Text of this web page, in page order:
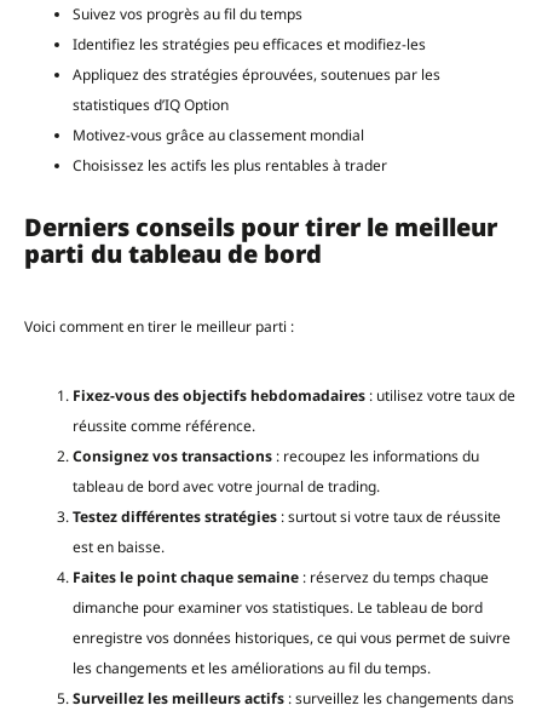
Suivez vos progrès au fil du temps
Identifiez les stratégies peu efficaces et modifiez-les
Appliquez des stratégies éprouvées, soutenues par les
statistiques d’IQ Option
Motivez-vous grâce au classement mondial
Choisissez les actifs les plus rentables à trader
Derniers conseils pour tirer le meilleur
parti du tableau de bord
Voici comment en tirer le meilleur parti :
Fixez-vous des objectifs hebdomadaires : utilisez votre taux de
réussite comme référence.
Consignez vos transactions : recoupez les informations du
tableau de bord avec votre journal de trading.
Testez différentes stratégies : surtout si votre taux de réussite
est en baisse.
Faites le point chaque semaine : réservez du temps chaque
dimanche pour examiner vos statistiques. Le tableau de bord
enregistre vos données historiques, ce qui vous permet de suivre
les changements et les améliorations au fil du temps.
Surveillez les meilleurs actifs : surveillez les changements dans